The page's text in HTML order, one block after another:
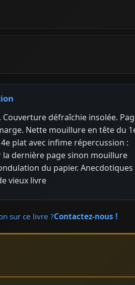
Couverture défraîchie insolée.
Nette mouillure en tête du
plat avec infime répercussion :
dernière page sinon mouillure
du papier. Anecdotiques
vieux livre
sur ce livre ?Contactez-nous !